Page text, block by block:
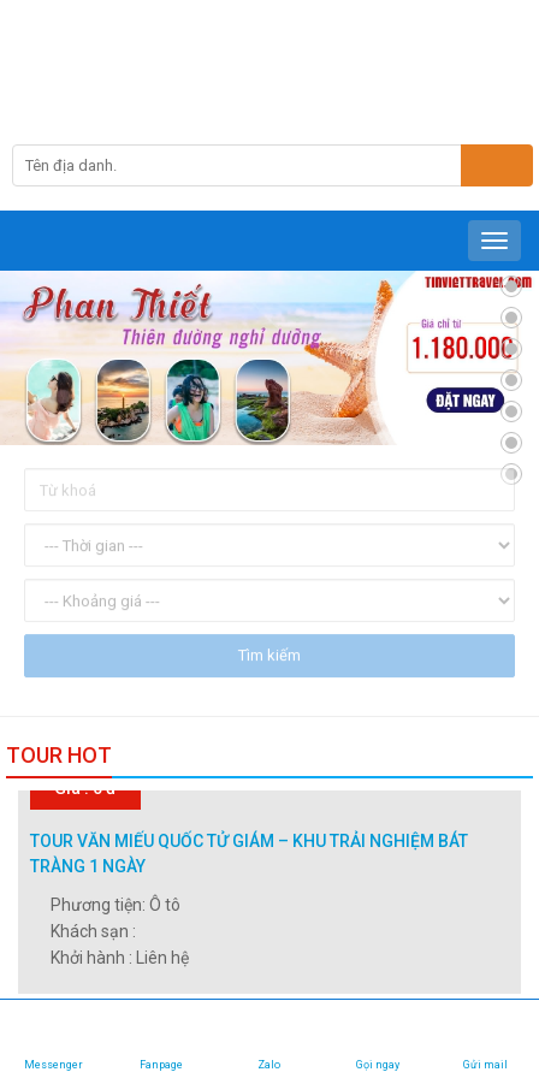
TOUR HOT
Giá : 0 đ
Messenger Fanpage Zalo Gọi ngay Gửi mail